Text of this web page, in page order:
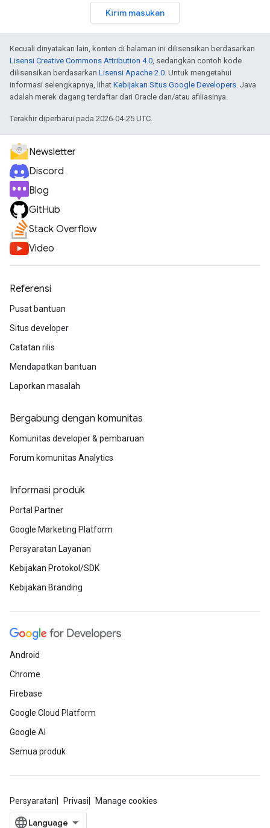
Kirim masukan
Kecuali dinyatakan lain, konten di halaman ini dilisensikan berdasarkan
Lisensi Creative Commons Attribution 4.0, sedangkan contoh kode
dilisensikan berdasarkan Lisensi Apache 2.0. Untuk mengetahui
informasi selengkapnya, lihat Kebijakan Situs Google Developers. Java
adalah merek dagang terdaftar dari Oracle dan/atau afiliasinya.
Terakhir diperbarui pada 2026-04-25 UTC.
Newsletter
Discord
Blog
GitHub
Stack Overflow
Video
Referensi
Pusat bantuan
Situs developer
Catatan rilis
Mendapatkan bantuan
Laporkan masalah
Bergabung dengan komunitas
Komunitas developer & pembaruan
Forum komunitas Analytics
Informasi produk
Portal Partner
Google Marketing Platform
Persyaratan Layanan
Kebijakan Protokol/SDK
Kebijakan Branding
Android
Chrome
Firebase
Google Cloud Platform
Google AI
Semua produk
Persyaratan Privasi Manage cookies